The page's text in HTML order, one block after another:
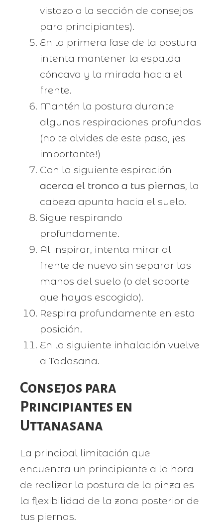
vistazo a la sección de consejos
para principiantes).
En la primera fase de la postura
intenta mantener la espalda
cóncava y la mirada hacia el
frente.
Mantén la postura durante
algunas respiraciones profundas
(no te olvides de este paso, ¡es
importante!)
Con la siguiente espiración
acerca el tronco a tus piernas, la
cabeza apunta hacia el suelo.
Sigue respirando
profundamente.
Al inspirar, intenta mirar al
frente de nuevo sin separar las
manos del suelo (o del soporte
que hayas escogido).
Respira profundamente en esta
posición.
En la siguiente inhalación vuelve
a Tadasana.
Consejos para
Principiantes en
Uttanasana
La principal limitación que
encuentra un principiante a la hora
de realizar la postura de la pinza es
la flexibilidad de la zona posterior de
tus piernas.